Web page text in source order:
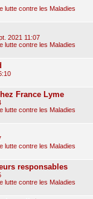
lutte contre les Maladies
2021 11:07
lutte contre les Maladies
France Lyme
lutte contre les Maladies
lutte contre les Maladies
responsables
lutte contre les Maladies